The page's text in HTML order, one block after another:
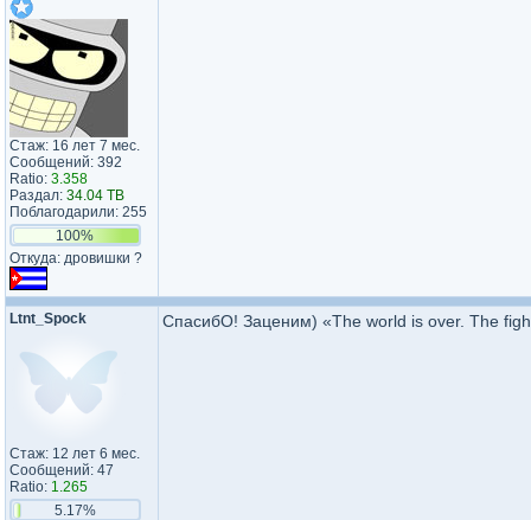
Стаж: 16 лет 7 мес.
Сообщений: 392
Ratio: 3.358
Раздал: 34.04 TB
Поблагодарили: 255
100%
Откуда: дровишки ?
Ltnt_Spock
Стаж: 12 лет 6 мес.
Сообщений: 47
Ratio: 1.265
5.17%
СпасибО! Заценим) «The world is over. The